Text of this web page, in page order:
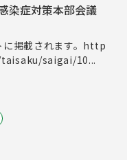
染症対策本部会議
掲載されます。http
saigai/10...